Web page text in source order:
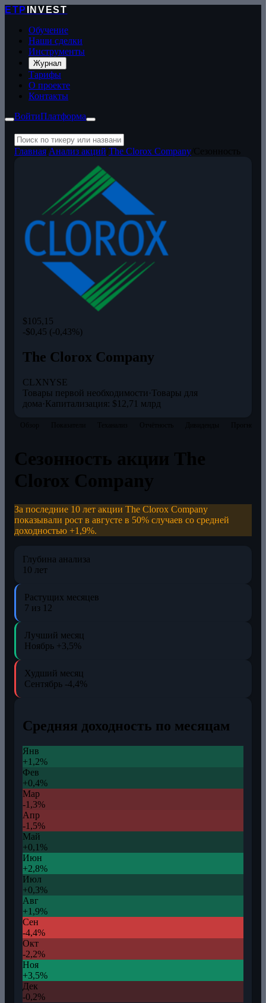
ETP
INVEST
Обучение
Наши сделки
Инструменты
Журнал
Тарифы
О проекте
Контакты
ВойтиПлатформа
Главная Анализ акций The Clorox Company
$105,15
-$0,45 (-0,43%)
The Clorox Company
CLXNYSE
Товары первой необходимости·Товары для
дома·Капитализация: $12,71 млрд
За последние 10 лет акции The Clorox Company
показывали рост в августе в 50% случаев со средней
доходностью +1,9%.
Глубина анализа
10 лет
Растущих месяцев
7 из 12
Лучший месяц
Ноябрь +3,5%
Худший месяц
Сентябрь -4,4%
Средняя доходность по месяцам
Янв
+1,2%
Фев
+0,4%
Мар
-1,3%
Апр
-1,5%
Май
+0,1%
Июн
+2,8%
Июл
+0,3%
Авг
+1,9%
Сен
-4,4%
Окт
-2,2%
Ноя
+3,5%
Дек
-0,2%